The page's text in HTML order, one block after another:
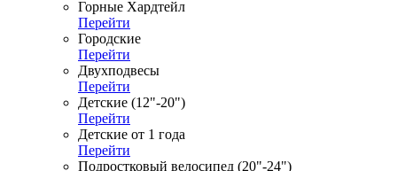
Горные Хардтейл
Перейти
Городские
Перейти
Двухподвесы
Перейти
Детские (12"-20")
Перейти
Детские от 1 года
Перейти
Подростковый велосипед (20"-24")